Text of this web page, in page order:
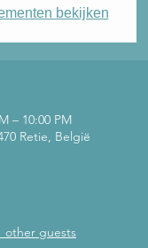
bekijken
– 10:00 PM
Retie, België
other guests